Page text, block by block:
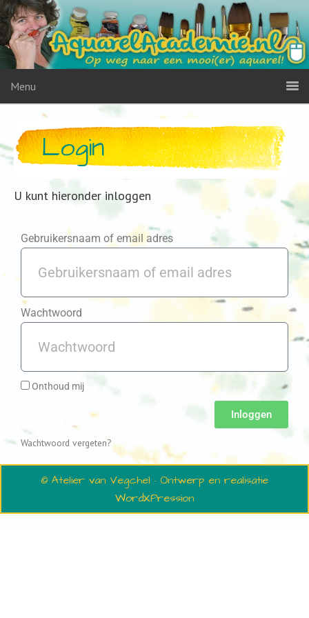
Menu
Login
U kunt hieronder inloggen
Gebruikersnaam of email adres
Wachtwoord
Onthoud mij
Inloggen
Wachtwoord vergeten?
© Atelier van Vegchel · Ontwerp en realisatie
WordXPression